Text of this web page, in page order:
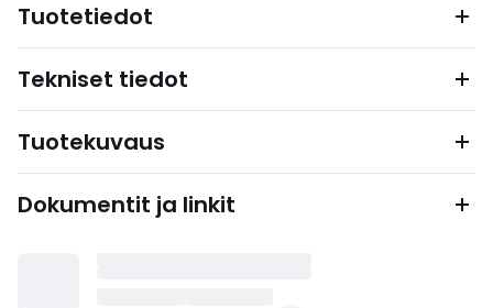
Tuotetiedot
Tekniset tiedot
Tuotekuvaus
Dokumentit ja linkit